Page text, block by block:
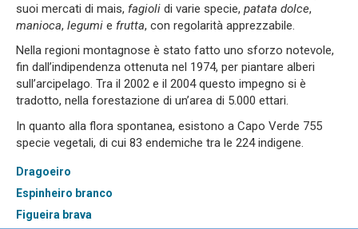
suoi mercati di mais, fagioli di varie specie, patata dolce,
manioca, legumi e frutta, con regolarità apprezzabile.
Nella regioni montagnose è stato fatto uno sforzo notevole,
fin dall’indipendenza ottenuta nel 1974, per piantare alberi
sull’arcipelago. Tra il 2002 e il 2004 questo impegno si è
tradotto, nella forestazione di un’area di 5.000 ettari.
In quanto alla flora spontanea, esistono a Capo Verde 755
specie vegetali, di cui 83 endemiche tra le 224 indigene.
Dragoeiro
Espinheiro branco
Figueira brava